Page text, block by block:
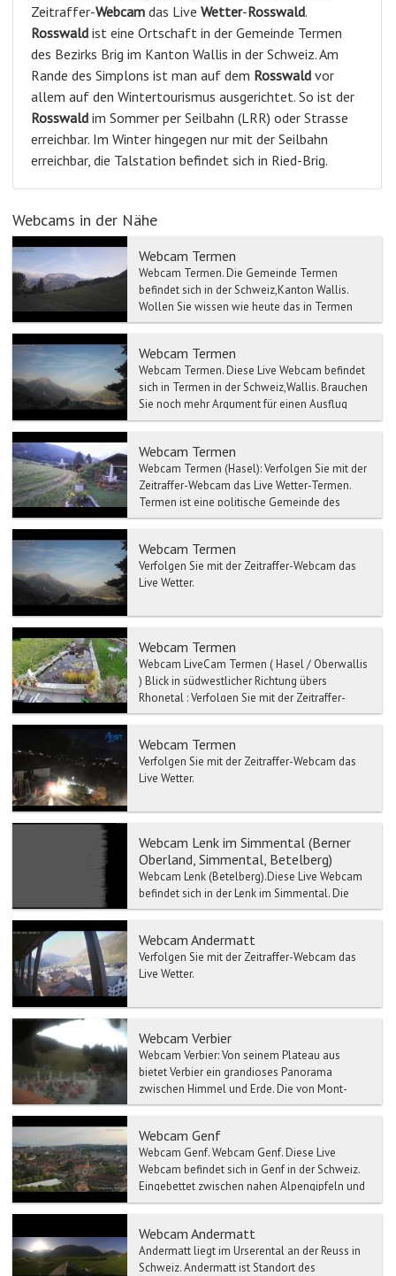
Zeitraffer-Webcam das Live Wetter-Rosswald.
Rosswald ist eine Ortschaft in der Gemeinde Termen
des Bezirks Brig im Kanton Wallis in der Schweiz. Am
Rande des Simplons ist man auf dem Rosswald vor
allem auf den Wintertourismus ausgerichtet. So ist der
Rosswald im Sommer per Seilbahn (LRR) oder Strasse
erreichbar. Im Winter hingegen nur mit der Seilbahn
erreichbar, die Talstation befindet sich in Ried-Brig.
Webcams in der Nähe
Webcam Termen
Webcam Termen. Die Gemeinde Termen
befindet sich in der Schweiz,Kanton Wallis.
Wollen Sie wissen wie heute das in Termen
ist? Sehen S...
Webcam Termen
Webcam Termen. Diese Live Webcam befindet
sich in Termen in der Schweiz,Wallis. Brauchen
Sie noch mehr Argument für einen Ausflug
nac...
Webcam Termen
Webcam Termen (Hasel): Verfolgen Sie mit der
Zeitraffer-Webcam das Live Wetter-Termen.
Termen ist eine politische Gemeinde des
Bezirk...
Webcam Termen
Verfolgen Sie mit der Zeitraffer-Webcam das
Live Wetter.
Webcam Termen
Webcam LiveCam Termen ( Hasel / Oberwallis
) Blick in südwestlicher Richtung übers
Rhonetal : Verfolgen Sie mit der Zeitraffer-
Webc...
Webcam Termen
Verfolgen Sie mit der Zeitraffer-Webcam das
Live Wetter.
Webcam Lenk im Simmental (Berner
Oberland, Simmental, Betelberg)
Webcam Lenk (Betelberg).Diese Live Webcam
befindet sich in der Lenk im Simmental. Die
Lenk ist die höchst gelegene Gemeinde im
Webcam Andermatt
Verfolgen Sie mit der Zeitraffer-Webcam das
Live Wetter.
Webcam Verbier
Webcam Verbier: Von seinem Plateau aus
bietet Verbier ein grandioses Panorama
zwischen Himmel und Erde. Die von Mont-
Blanc und Grand Combin ...
Webcam Genf
Webcam Genf. Webcam Genf. Diese Live
Webcam befindet sich in Genf in der Schweiz.
Eingebettet zwischen nahen Alpengipfeln und
...
Webcam Andermatt
Andermatt liegt im Urserental an der Reuss in
Schweiz. Andermatt ist Standort des